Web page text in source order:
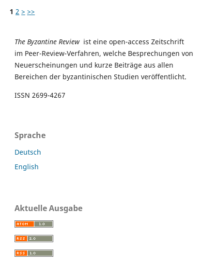
1 2 > >>
The Byzantine Reviewist eine open-access Zeitschrift
im Peer-Review-Verfahren, welche Besprechungen von
Neuerscheinungen und kurze Beiträge aus allen
Bereichen der byzantinischen Studien veröffentlicht.
ISSN 2699-4267
Sprache
Deutsch
English
Aktuelle Ausgabe